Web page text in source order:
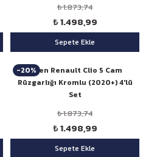
₺ 1.873,74
₺ 1.498,99
Sepete Ekle
-20%Niken Renault Clio 5 Cam
Rüzgarlığı Kromlu (2020+) 4'lü
Set
₺ 1.873,74
₺ 1.498,99
Sepete Ekle